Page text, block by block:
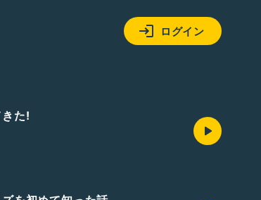
ログイン
た!